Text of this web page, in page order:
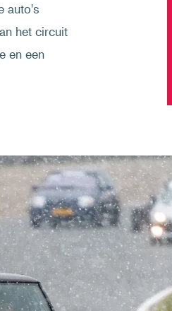
auto's
het circuit
en een